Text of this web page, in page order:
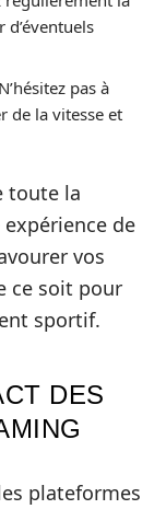
pas à
de la vitesse et
toute la
de
vos
ce soit pour
sportif.
DES
plateformes